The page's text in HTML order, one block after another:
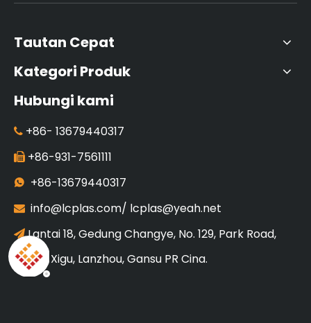
Tautan Cepat
Kategori Produk
Hubungi kami
 +86- 13679440317
 +86-931-7561111
 +86-13679440317
 info@lcplas.com/ lcplas@yeah.net
Lantai 18, Gedung Changye, No. 129, Park Road,
Distrik Xigu, Lanzhou, Gansu PR Cina.